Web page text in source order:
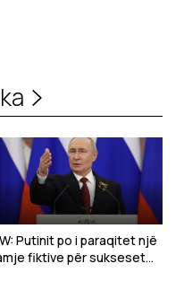
Putinit po i paraqitet një
fiktive për sukseset